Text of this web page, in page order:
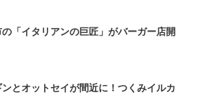
の「イタリアンの巨匠」がバーガー店開
ンとオットセイが間近に！つくみイルカ